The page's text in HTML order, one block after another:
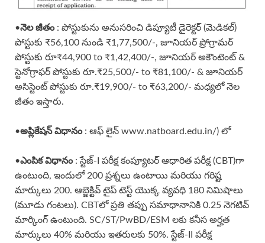
•నెల జీతం: పోస్టుకును అనుసరించి డిప్యూటీ డైరెక్టర్ (మెడికల్)
పోస్టుకు ₹56,100 నుండి ₹1,77,500/-, జూనియర్ ప్రోగ్రామర్
పోస్టుకు రూ₹44,900 to ₹1,42,400/-, జూనియర్ అకౌంటెంట్ &
స్టెనోగ్రాఫర్ పోస్టుకు రూ.₹25,500/- to ₹81,100/- & జూనియర్
అసిస్టెంట్ పోస్టుకు రూ.₹19,900/- to ₹63,200/- మధ్యలో నెల
జీతం ఇస్తారు.
•అప్లికేషన్ విధానం: ఆఫ్ లైన్ www.natboard.edu.in/) లో
•ఎంపిక విధానం: స్టేజ్-I పరీక్ష కంప్యూటర్ ఆధారిత పరీక్ష (CBT)గా
ఉంటుంది, ఇందులో 200 ప్రశ్నలు ఉంటాయి మరియు గరిష్ట
మార్కులు 200. ఆబ్జెక్టివ్ టైప్ టెస్ట్ యొక్క వ్యవధి 180 నిమిషాలు
(మూడు గంటలు). CBTలో ప్రతి తప్పు సమాధానానికి 0.25 నెగటివ్
మార్కింగ్ ఉంటుంది. SC/ST/PwBD/ESM లకు కనీస అర్హత
మార్కులు 40% మరియు ఇతరులకు 50%. స్టేజ్-II పరీక్ష